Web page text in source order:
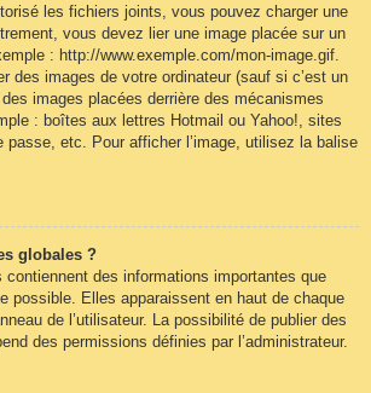
les fichiers joints, vous pouvez charger une
vous devez lier une image placée sur un
: http://www.exemple.com/mon-image.gif.
des images de votre ordinateur (sauf si c’est un
images placées derrière des mécanismes
: boîtes aux lettres Hotmail ou Yahoo!, sites
passe, etc. Pour afficher l’image, utilisez la balise
globales ?
contiennent des informations importantes que
possible. Elles apparaissent en haut de chaque
de l’utilisateur. La possibilité de publier des
des permissions définies par l’administrateur.